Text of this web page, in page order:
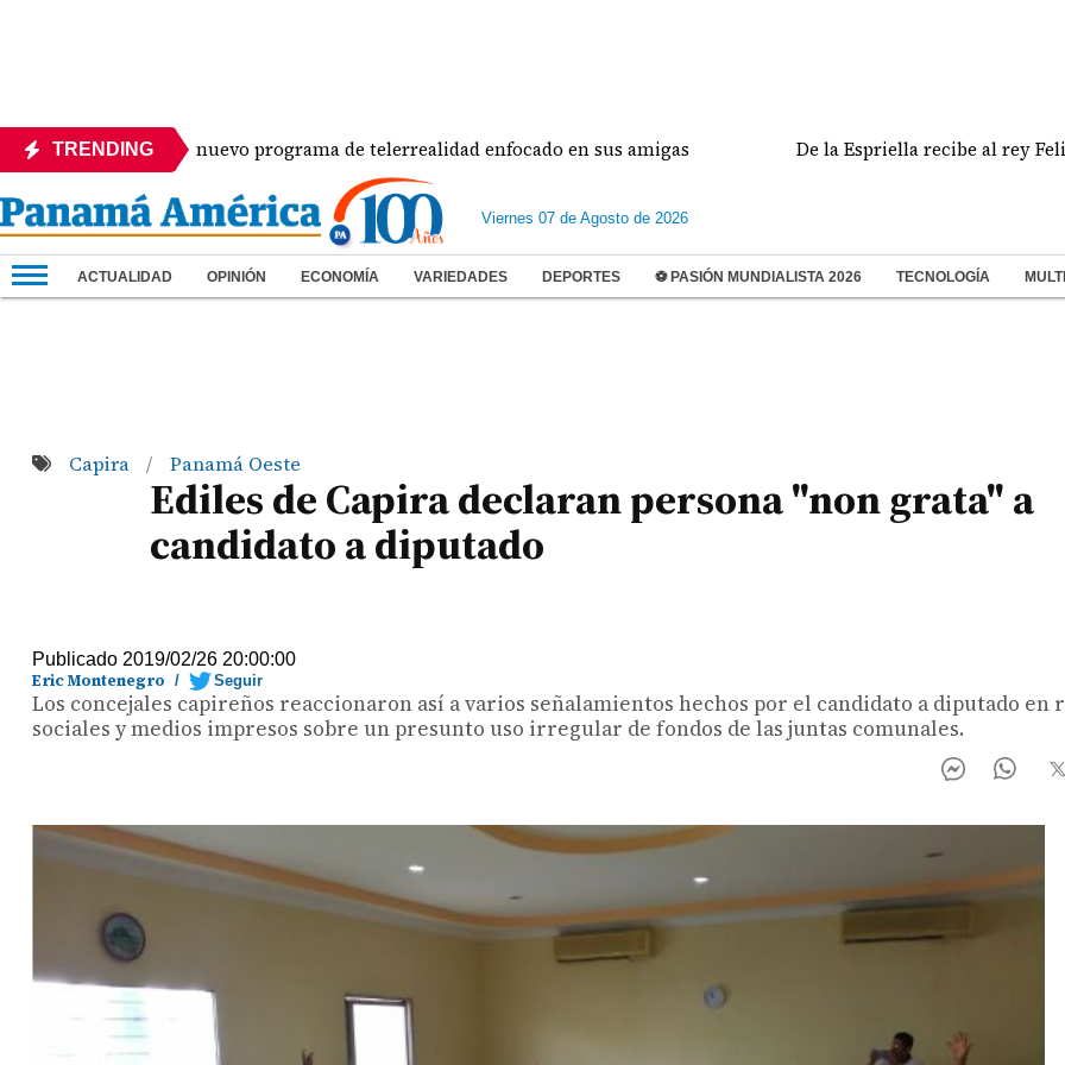
TRENDING
un nuevo programa de telerrealidad enfocado en sus amigas De la Espriella recibe al rey Felipe VI en
Viernes 07 de Agosto de 2026
ACTUALIDAD OPINIÓN ECONOMÍA VARIEDADES DEPORTES ⚽ PASIÓN MUNDIALISTA 2026 TECNOLOGÍA
Capira / Panamá Oeste
Ediles de Capira declaran persona "non grata" a
candidato a diputado
Publicado 2019/02/26 20:00:00
Eric Montenegro / Seguir
Los concejales capireños reaccionaron así a varios señalamientos hechos por el candidato a diputado en
sociales y medios impresos sobre un presunto uso irregular de fondos de las juntas comunales.